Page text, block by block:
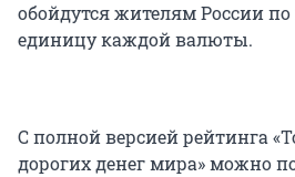
обойдутся жителям России по
единицу каждой валюты.
С полной версией рейтинга
дорогих денег мира» можно